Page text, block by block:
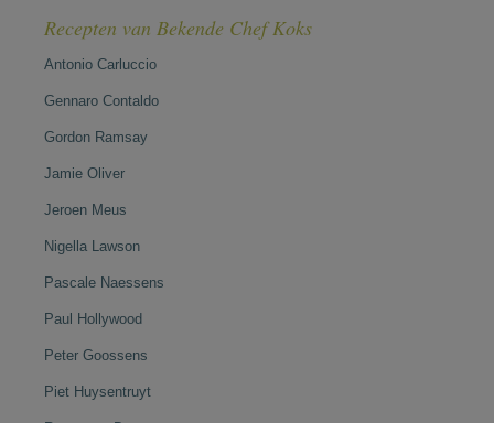
Recepten van Bekende Chef Koks
Antonio Carluccio
Gennaro Contaldo
Gordon Ramsay
Jamie Oliver
Jeroen Meus
Nigella Lawson
Pascale Naessens
Paul Hollywood
Peter Goossens
Piet Huysentruyt